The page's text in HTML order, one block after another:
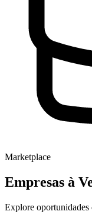
Marketplace
Empresas à
Explore